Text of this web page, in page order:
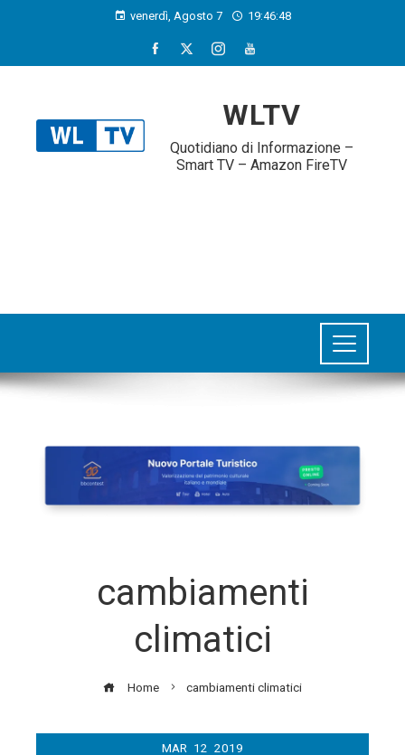
venerdì, Agosto 7 19:46:49
WLTV
Quotidiano di Informazione –
Smart TV – Amazon FireTV
cambiamenti
climatici
Home cambiamenti climatici
MAR 12 2019